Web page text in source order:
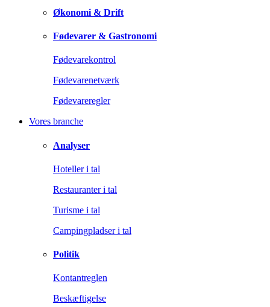
Økonomi & Drift
Fødevarer & Gastronomi
Fødevarekontrol
Fødevarenetværk
Fødevareregler
Vores branche
Analyser
Hoteller i tal
Restauranter i tal
Turisme i tal
Campingpladser i tal
Politik
Kontantreglen
Beskæftigelse